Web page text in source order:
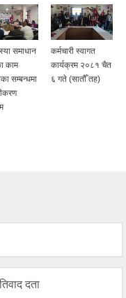
समाधान
काम
सम्बन्धमा
कर्मचारी स्वागत
कार्यक्रम २०८१ चैत
६ गते (सातौँ तह)
दता